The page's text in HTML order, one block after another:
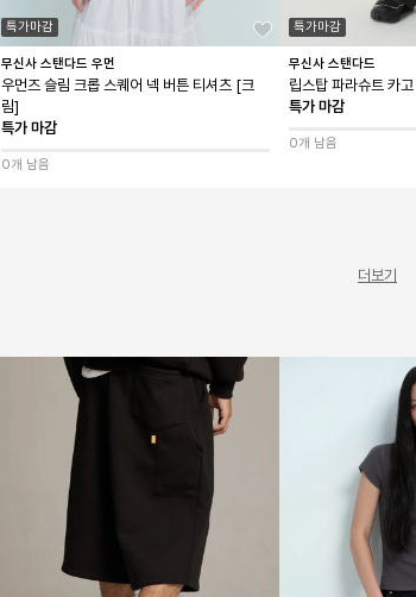
특가마감
무신사 스탠다드 우먼
우먼즈 슬림 크롭 스퀘어 넥 버튼 티셔츠 [크
림]
특가 마감
0개 남음
특가마감
무신사 스탠다드
립스탑 파라슈트 카
특가 마감
0개 남음
더보기